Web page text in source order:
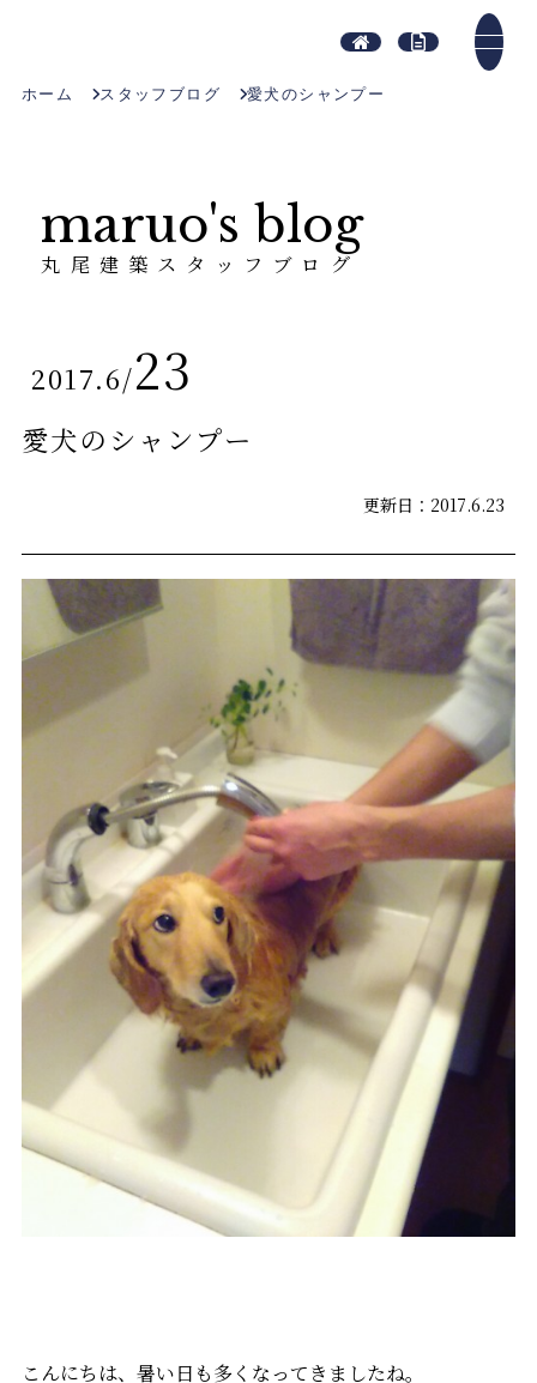
ホーム スタッフブログ 愛犬のシャンプー
maruo's blog
丸尾建築スタッフブログ
2017.6/23
愛犬のシャンプー
更新日：2017.6.23
こんにちは、暑い日も多くなってきましたね。